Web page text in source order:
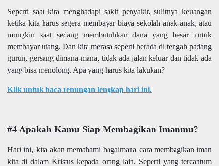
Seperti saat kita menghadapi sakit penyakit, sulitnya keuangan
ketika kita harus segera membayar biaya sekolah anak-anak, atau
mungkin saat sedang membutuhkan dana yang besar untuk
membayar utang. Dan kita merasa seperti berada di tengah padang
gurun, gersang dimana-mana, tidak ada jalan keluar dan tidak ada
yang bisa menolong. Apa yang harus kita lakukan?
Klik untuk baca renungan lengkap hari ini.
#4 Apakah Kamu Siap Membagikan Imanmu?
Hari ini, kita akan memahami bagaimana cara membagikan iman
kita di dalam Kristus kepada orang lain. Seperti yang tercantum